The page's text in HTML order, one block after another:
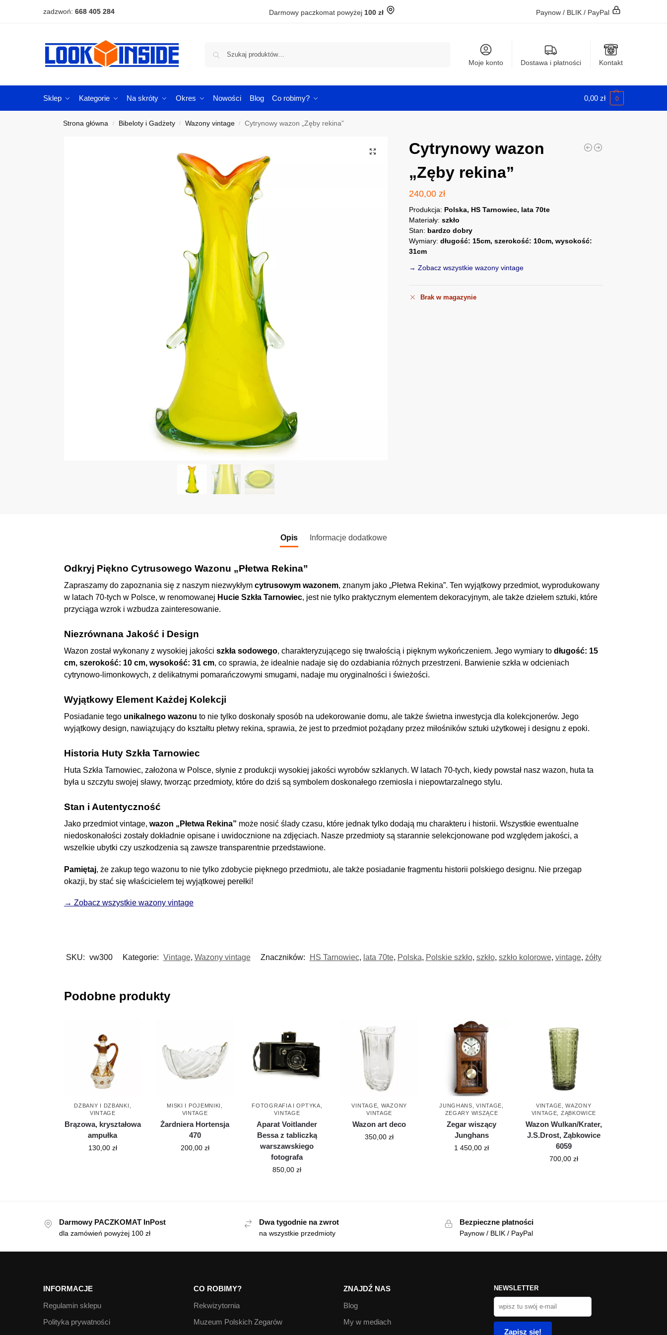
zadzwoń: 668 405 284 Darmowy paczkomat powyżej 100 zł Paynow / BLIK / PayPal
Moje konto Dostawa i płatności Kontakt
Sklep Kategorie Na skróty Okres Nowości Blog Co robimy? 0,00 zł 0
Strona główna / Bibeloty i Gadżety / Wazony vintage / Cytrynowy wazon „Zęby rekina”
Cytrynowy wazon
„Zęby rekina”
240,00zł
Produkcja: Polska, HS Tarnowiec, lata 70te
Materiały:szkło
Stan: bardzo dobry
Wymiary:długość: 15cm, szerokość: 10cm, wysokość:
31cm
→ Zobacz wszystkie wazony vintage
Brak w magazynie
Opis Informacje dodatkowe
Odkryj Piękno Cytrusowego Wazonu „Płetwa Rekina”
Zapraszamy do zapoznania się z naszym niezwykłym cytrusowym wazonem, znanym jako „Płetwa Rekina”. Ten wyjątkowy przedmiot, wyprodukowany
w latach 70-tych w Polsce, w renomowanej Hucie Szkła Tarnowiec, jest nie tylko praktycznym elementem dekoracyjnym, ale także dziełem sztuki, które
przyciąga wzrok i wzbudza zainteresowanie.
Niezrównana Jakość i Design
Wazon został wykonany z wysokiej jakości szkła sodowego, charakteryzującego się trwałością i pięknym wykończeniem. Jego wymiary to długość: 15
cm, szerokość: 10 cm, wysokość: 31 cm, co sprawia, że idealnie nadaje się do ozdabiania różnych przestrzeni. Barwienie szkła w odcieniach
cytrynowo-limonkowych, z delikatnymi pomarańczowymi smugami, nadaje mu oryginalności i świeżości.
Wyjątkowy Element Każdej Kolekcji
Posiadanie tego unikalnego wazonu to nie tylko doskonały sposób na udekorowanie domu, ale także świetna inwestycja dla kolekcjonerów. Jego
wyjątkowy design, nawiązujący do kształtu płetwy rekina, sprawia, że jest to przedmiot pożądany przez miłośników sztuki użytkowej i designu z epoki.
Historia Huty Szkła Tarnowiec
Huta Szkła Tarnowiec, założona w Polsce, słynie z produkcji wysokiej jakości wyrobów szklanych. W latach 70-tych, kiedy powstał nasz wazon, huta ta
była u szczytu swojej sławy, tworząc przedmioty, które do dziś są symbolem doskonałego rzemiosła i niepowtarzalnego stylu.
Stan i Autentyczność
Jako przedmiot vintage, wazon „Płetwa Rekina” może nosić ślady czasu, które jednak tylko dodają mu charakteru i historii. Wszystkie ewentualne
niedoskonałości zostały dokładnie opisane i uwidocznione na zdjęciach. Nasze przedmioty są starannie selekcjonowane pod względem jakości, a
wszelkie ubytki czy uszkodzenia są zawsze transparentnie przedstawione.
Pamiętaj, że zakup tego wazonu to nie tylko zdobycie pięknego przedmiotu, ale także posiadanie fragmentu historii polskiego designu. Nie przegap
okazji, by stać się właścicielem tej wyjątkowej perełki!
→ Zobacz wszystkie wazony vintage
SKU: vw300 Kategorie: Vintage, Wazony vintage Znaczników: HS Tarnowiec, lata 70te, Polska, Polskie szkło, szkło, szkło kolorowe, vintage, żółty
Podobne produkty
DZBANY I DZBANKI
VINTAGE
Brązowa, kryształowa
ampułka
130,00 zł
MISKI I POJEMNIKI
VINTAGE
Żardniera Hortensja
470
200,00 zł
FOTOGRAFIA I OPTYKA
VINTAGE
Aparat Voitlander
Bessa z tabliczką
warszawskiego
fotografa
850,00zł
VINTAGE
WAZONY
VINTAGE
Wazon art deco
350,00zł
JUNGHANS ,VINTAGE
ZEGARY WISZĄCE
Zegar wiszący
Junghans
1 450,00zł
VINTAGE ,WAZONY
VINTAGE
ZĄBKOWICE
Wazon Wulkan/Krater,
J.S.Drost, Ząbkowice
6059
700,00 zł
Darmowy PACZKOMAT InPost
dla zamówień powyżej 100 zł
Dwa tygodnie na zwrot
na wszystkie przedmioty
Bezpieczne płatności
Paynow / BLIK / PayPal
INFORMACJE
Regulamin sklepu
Polityka prywatności
CO ROBIMY?
Rekwizytornia
Muzeum Polskich Zegarów
ZNAJDŹ NAS
Blog
My w mediach
NEWSLETTER